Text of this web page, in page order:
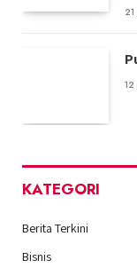
KATEGORI
Berita Terkini
Bisnis